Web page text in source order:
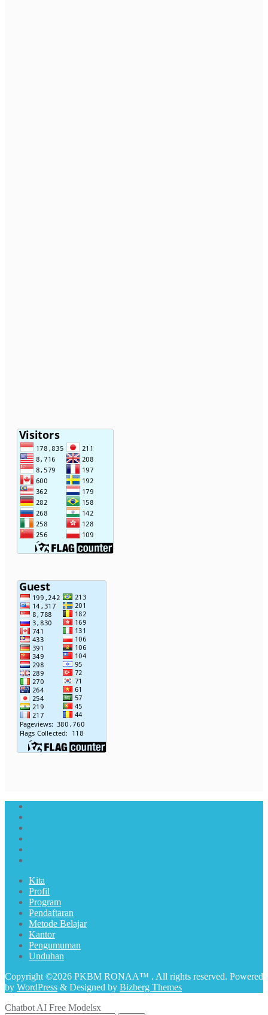
Kita
Profil
Program
Pendaftaran
Metode Belajar
Kantor
Pengumuman
Unduhan
Copyright ©2026 PKBM RONAA™ . All rights reserved. Powered
by WordPress & Designed by Bizberg Themes
Chatbot AI Free Modelsx